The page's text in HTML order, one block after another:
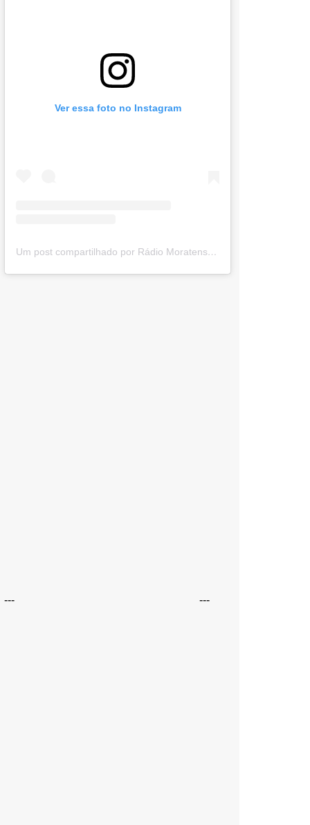
Ver essa foto no Instagram
Um post compartilhado por Rádio Moratense (@radio_moratense)
--- ---